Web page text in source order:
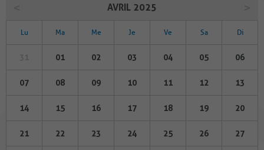
AVRIL 2025
Lu Ma Me Je Ve Sa Di
01 02 03 04 05 06
07 08 09 10 11 12 13
14 15 16 17 18 19 20
21 22 23 24 25 26 27